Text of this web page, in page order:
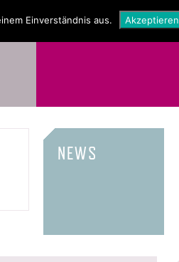
SHOP
NEWS
Einverständnis aus. Akzeptieren